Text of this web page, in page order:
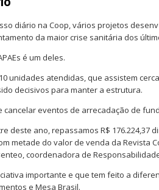
diário na Coop, vários projetos
da maior crise sanitária dos
é um deles.
unidades atendidas, que assistem
decisivos para manter a estrutura.
cancelar eventos de arrecadação de
deste ano, repassamos R$ 176.224,37
metade do valor de venda da Revista
coordenadora de
importante e que tem feito a
e Mesa Brasil.